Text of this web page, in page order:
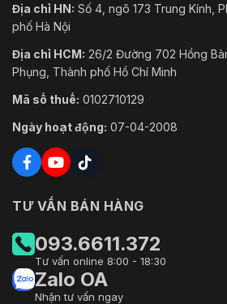
Địa chỉ HN: Số 4, ngõ 173 Trung Kính,
phố Hà Nội
Địa chỉ HCM: 26/2 Đường 702 Hồng
Phụng, Thành phố Hồ Chí Minh
Mã số thuế: 0102710129
Ngày hoạt động: 07-04-2008
TƯ VẤN BÁN HÀNG
093.6611.372
Tư vấn online 8:00 - 18:30
Zalo OA
Nhận tư vấn ngay